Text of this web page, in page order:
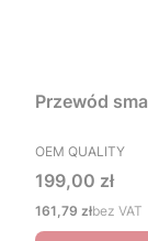
Przewód
PRODUCENT
OEM QUALITY
Cena
199,00 zł
Cena
161,79 złbez VAT